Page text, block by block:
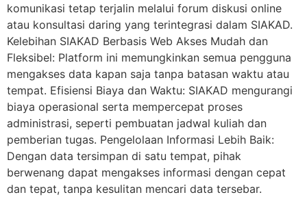
komunikasi tetap terjalin melalui forum diskusi online
atau konsultasi daring yang terintegrasi dalam SIAKAD.
Kelebihan SIAKAD Berbasis Web Akses Mudah dan
Fleksibel: Platform ini memungkinkan semua pengguna
mengakses data kapan saja tanpa batasan waktu atau
tempat. Efisiensi Biaya dan Waktu: SIAKAD mengurangi
biaya operasional serta mempercepat proses
administrasi, seperti pembuatan jadwal kuliah dan
pemberian tugas. Pengelolaan Informasi Lebih Baik:
Dengan data tersimpan di satu tempat, pihak
berwenang dapat mengakses informasi dengan cepat
dan tepat, tanpa kesulitan mencari data tersebar.